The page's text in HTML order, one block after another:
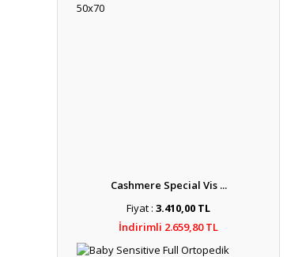
Cashmere Special Vis ...
Fiyat : 3.410,00 TL
İndirimli 2.659,80 TL